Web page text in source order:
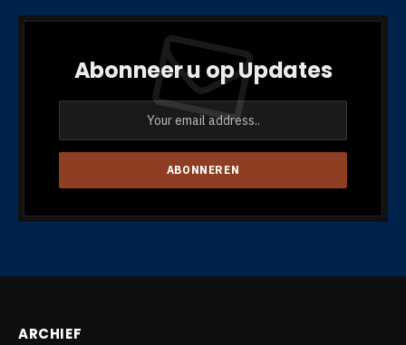
Abonneer u op Updates
ARCHIEF